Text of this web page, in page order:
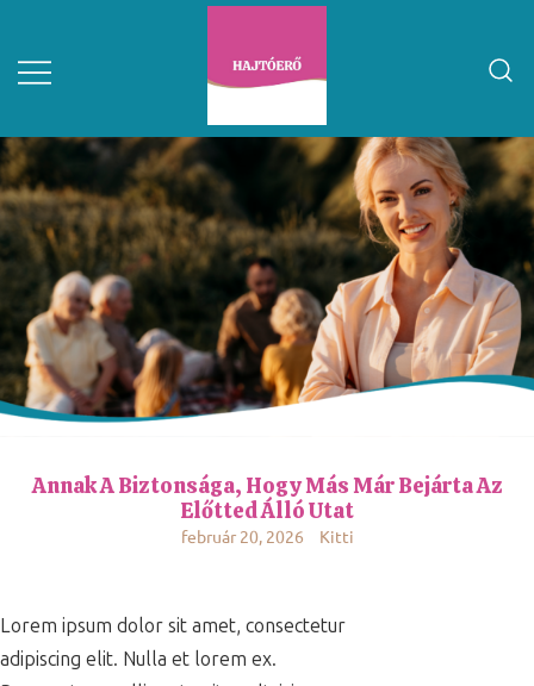
Annak A Biztonsága, Hogy Más Már Bejárta Az
Előtted Álló Utat
február 20, 2026 Kitti
Lorem ipsum dolor sit amet, consectetur
adipiscing elit. Nulla et lorem ex.